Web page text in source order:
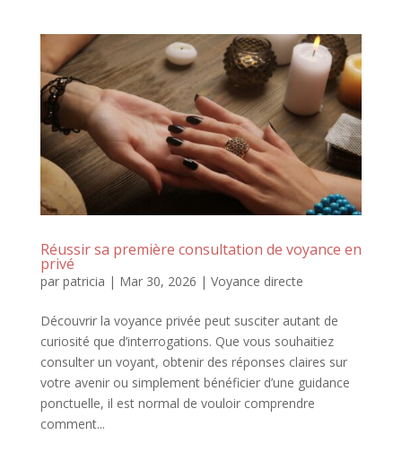
Réussir sa première consultation de voyance en
privé
par patricia | Mar 30, 2026 | Voyance directe
Découvrir la voyance privée peut susciter autant de
curiosité que d’interrogations. Que vous souhaitiez
consulter un voyant, obtenir des réponses claires sur
votre avenir ou simplement bénéficier d’une guidance
ponctuelle, il est normal de vouloir comprendre
comment...